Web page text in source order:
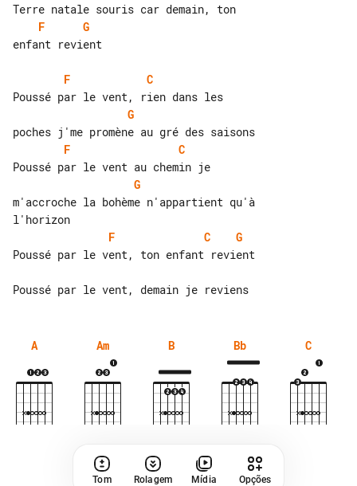
F
G
enfant revient
F
C
G
F
C
G
m'accroche la bohème n'appartient qu'à
F
C
G
Poussé par le vent, ton enfant revient
A Am B Bb C
Tom Rolagem Mídia Opções